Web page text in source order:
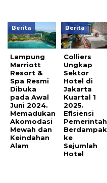
Berita
Lampung
Marriott
Resort &
Spa Resmi
Dibuka
pada Awal
Juni 2024.
Memadukan
Akomodasi
Mewah dan
Keindahan
Alam
Berita
Colliers
Ungkap
Sektor
Hotel di
Jakarta
Kuartal 1
2025.
Efisiensi
Pemerintah
Berdampak
ke
Sejumlah
Hotel